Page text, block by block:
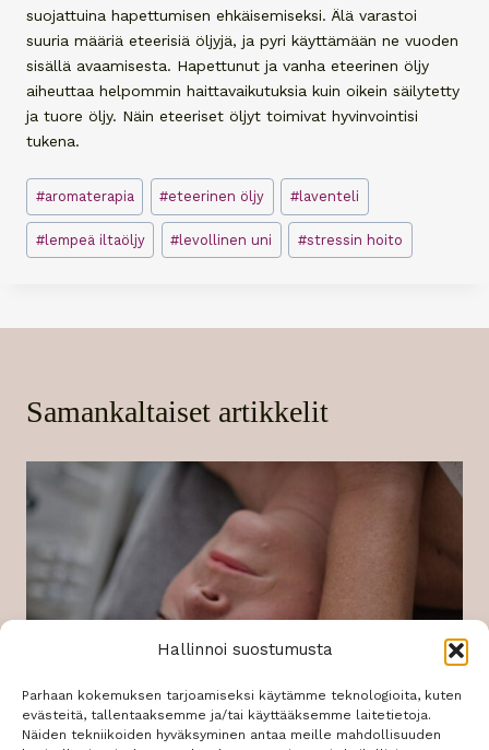
Hallinnoi suostumusta
Parhaan kokemuksen tarjoamiseksi käytämme teknologioita, kuten
evästeitä, tallentaaksemme ja/tai käyttääksemme laitetietoja.
Näiden tekniikoiden hyväksyminen antaa meille mahdollisuuden
suojattuina hapettumisen ehkäisemiseksi. Älä varastoi
suuria määriä eteerisiä öljyjä, ja pyri käyttämään ne vuoden
sisällä avaamisesta. Hapettunut ja vanha eteerinen öljy
aiheuttaa helpommin haittavaikutuksia kuin oikein säilytetty
ja tuore öljy. Näin eteeriset öljyt toimivat hyvinvointisi
tukena.
Avainsanat:
#aromaterapia #eteerinen öljy #laventeli
#lempeä iltaöljy #levollinen uni #stressin hoito
Samankaltaiset artikkelit